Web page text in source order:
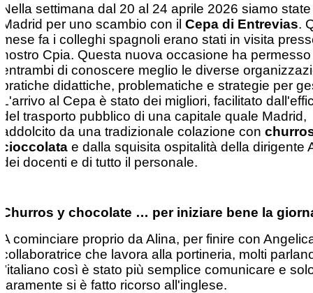
Nella settimana dal 20 al 24 aprile 2026 siamo
Madrid per uno scambio con il Cepa di Entrevias.
mese fa i colleghi spagnoli erano stati in visita
nostro Cpia. Questa nuova occasione ha
entrambi di conoscere meglio le diverse
pratiche didattiche, problematiche e strategie per
L'arrivo al Cepa è stato dei migliori, facilitato
del trasporto pubblico di una capitale quale Madrid,
addolcito da una tradizionale colazione con
cioccolata e dalla squisita ospitalità della dirigente
dei docenti e di tutto il personale.
Churros y chocolate … per iniziare bene la
A cominciare proprio da Alina, per finire con
collaboratrice che lavora alla portineria, molti
l’italiano così è stato più semplice comunicare e
raramente si è fatto ricorso all'inglese.